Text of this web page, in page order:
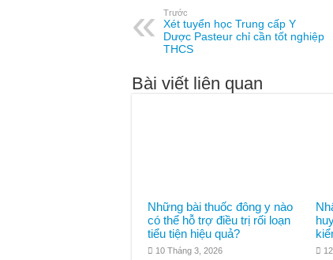
Trước
Xét tuyển học Trung cấp Y
Dược Pasteur chỉ cần tốt nghiệp
THCS
Bài viết liên quan
Những bài thuốc đông y nào
có thể hỗ trợ điều trị rối loạn
tiểu tiện hiệu quả?
10 Tháng 3, 2026